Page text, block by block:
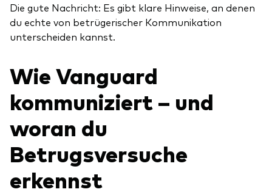
Die gute Nachricht: Es gibt klare Hinweise, an denen
du echte von betrügerischer Kommunikation
unterscheiden kannst.
Wie Vanguard
kommuniziert – und
woran du
Betrugsversuche
erkennst